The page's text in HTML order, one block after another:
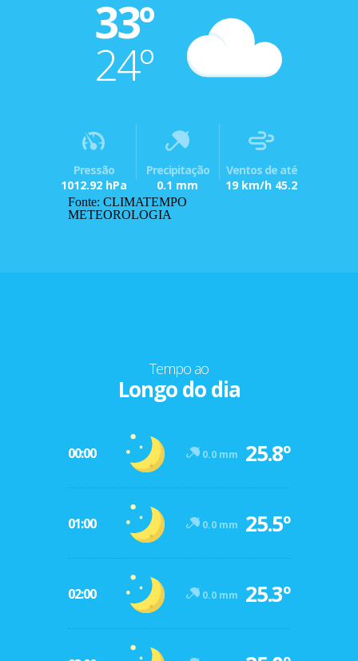
33º
24º
Pressão
1012.92 hPa
Precipitação
0.1 mm
Ventos de até
19 km/h 45.2
Fonte: CLIMATEMPO
METEOROLOGIA
Tempo ao
Longo do dia
00:00 0.0 mm 25.8º
01:00 0.0 mm 25.5º
02:00 0.0 mm 25.3º